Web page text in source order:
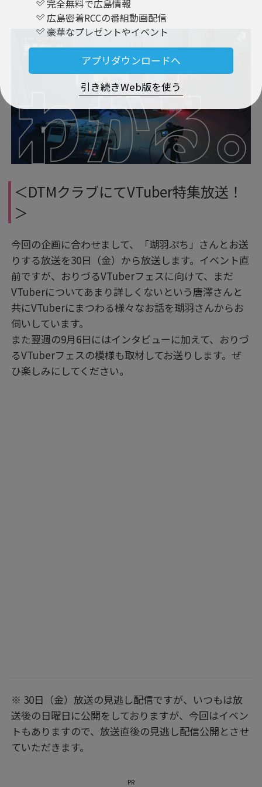
完全無料で広島情報
広島密着RCCの番組動画配信
豪華なプレゼントやイベント
アプリダウンロードへ
引き続きWeb版を使う
＜DTMクラブにてVTuber特集放送！
＞
今回の企画に合わせまして、「瑚羽ぷち」さんとお送
りする放送を30日（金）から放送します。イベント直
前ですが、おりづるVTuberフェスに向けて、まだ
VTuberについてあまり詳しくないという唐澤さんと
共にVTuberにまつわる様々なお話を瑚羽さんからお
伺いしています。
また翌週の9月6日にはインタビューに加えて、おりづ
るVTuberフェスの模様も取材してお送りします。ぜ
ひ楽しみにしてください。
※ 30日（金）放送の見逃し配信ですが、いつもは放
送後の日曜日に公開をしておりますが、今回はイベン
トもありますので、放送直後の見逃し配信公開とさせ
ていただきます。
PR